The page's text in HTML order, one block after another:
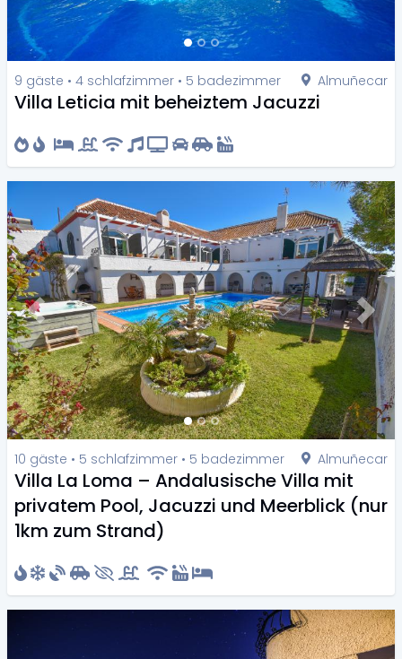
9 gäste • 4 schlafzimmer • 5 badezimmer Almuñecar
Villa Leticia mit beheiztem Jacuzzi
Previous Next
10 gäste • 5 schlafzimmer • 5 badezimmer Almuñecar
Villa La Loma – Andalusische Villa mit
privatem Pool, Jacuzzi und Meerblick (nur
1km zum Strand)